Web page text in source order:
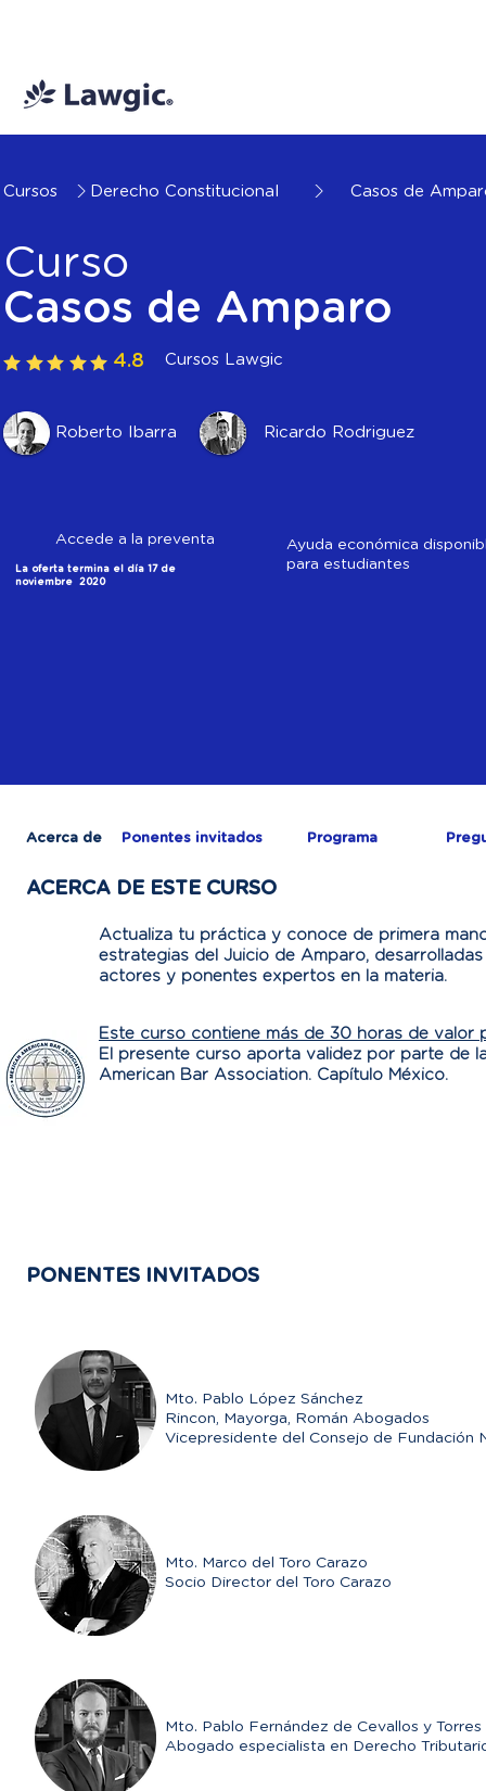
Cursos Derecho Constitucional Casos de
Curso
Casos de Amparo
4.8 Cursos Lawgic
Roberto Ibarra Ricardo Rodriguez
Accede a la preventa
La oferta termina el día 17 de
noviembre 2020
Ayuda económica
para estudiantes
Acerca de Ponentes invitados Programa
ACERCA DE ESTE CURSO
Actualiza tu práctica y conoce de primera
estrategias del Juicio de Amparo,
actores y ponentes expertos en la materia.
Este curso contiene más de 30 horas de valor
El presente curso aporta validez por parte de
American Bar Association. Capítulo México.
PONENTES INVITADOS
Mto. Pablo López Sánchez
Rincon, Mayorga, Román Abogados
Vicepresidente del Consejo de Fundación
Mto. Marco del Toro Carazo
Socio Director del Toro Carazo
Mto. Pablo Fernández de Cevallos y Torres
Abogado especialista en Derecho